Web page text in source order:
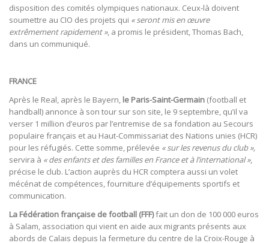
disposition des comités olympiques nationaux. Ceux-là doivent
soumettre au CIO des projets qui « seront mis en œuvre
extrêmement rapidement », a promis le président, Thomas Bach,
dans un communiqué.
FRANCE
Après le Real, après le Bayern, le Paris-Saint-Germain (football et
handball) annonce à son tour sur son site, le 9 septembre, qu’il va
verser 1 million d’euros par l’entremise de sa fondation au Secours
populaire français et au Haut-Commissariat des Nations unies (HCR)
pour les réfugiés. Cette somme, prélevée « sur les revenus du club »,
servira à « des enfants et des familles en France et à l’international »,
précise le club. L’action auprès du HCR comptera aussi un volet
mécénat de compétences, fourniture d’équipements sportifs et
communication.
La Fédération française de football (FFF)fait un don de 100 000 euros
à Salam, association qui vient en aide aux migrants présents aux
abords de Calais depuis la fermeture du centre de la Croix-Rouge à